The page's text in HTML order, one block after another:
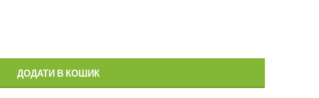
ДОДАТИ В КОШИК